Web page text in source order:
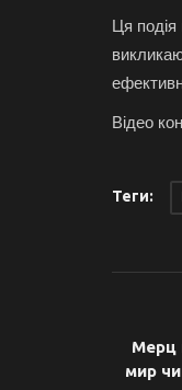
Ця подія
Відео
Теги:
Мерц
мир